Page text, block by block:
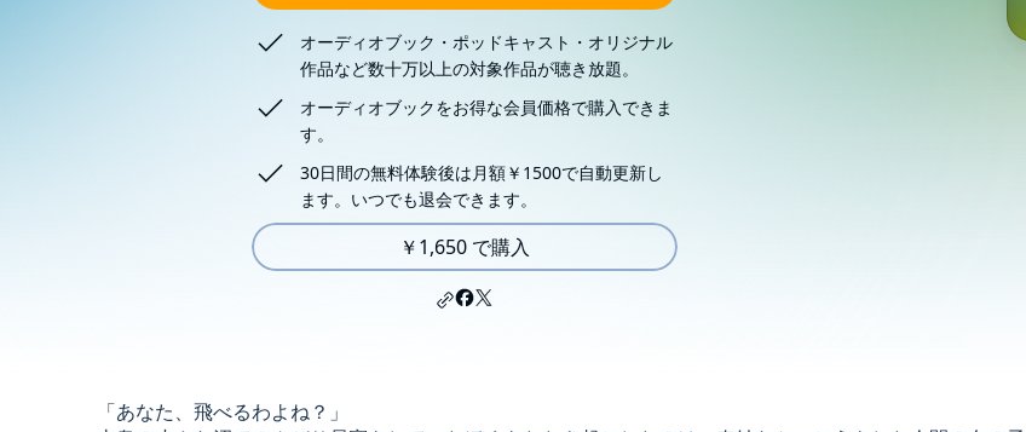
オーディオブック・ポッドキャスト・オリジナル
作品など数十万以上の対象作品が聴き放題。
オーディオブックをお得な会員価格で購入できま
す。
30日間の無料体験後は月額￥1500で自動更新し
ます。いつでも退会できます。
￥1,650 で購入
「あなた、飛べるわよね？」